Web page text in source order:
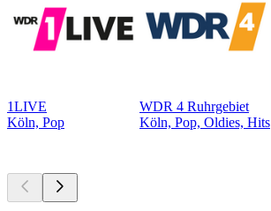
1LIVE
Köln, Pop
WDR 4 Ruhrgebiet
Köln, Pop, Oldies, Hits